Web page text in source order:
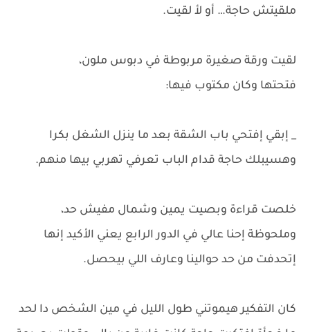
ملقيتش حاجة… أو لأ لقيت.
لقيت ورقة صغيرة مربوطة في دبوس ملون،
فتحتها وكان مكتوب فيها:
_ إبقي إفتحي باب الشقة بعد ما ينزل الشغل بكرا
وهسيبلك حاجة قدام الباب تعرفي تهربي بيها منهم.
خلصت قراءة وبصيت يمين وشمال مفيش حد،
وملحوظة إحنا عالي في الدور الرابع يعني الأكيد إنها
إتحدفت من حد حوالينا وعارف اللي بيحصل.
كان التفكير هيموتني طول الليل في مين الشخص دا لحد